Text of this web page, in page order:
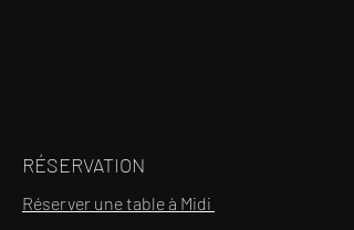
RÉSERVATION
Réserver une table à Midi